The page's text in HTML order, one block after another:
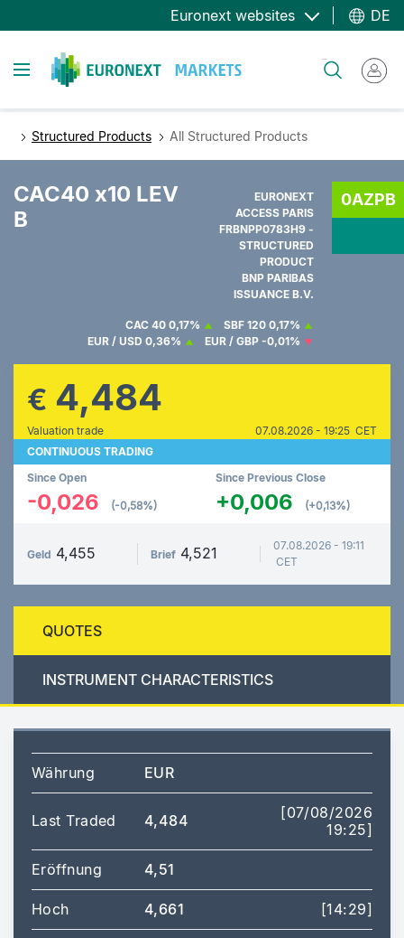
zum
Euronext websites DE
Toggle navigation
Structured Products All Structured Products
CAC40 x10 LEV
B
EURONEXT
ACCESS PARIS
FRBNPP0783H9 -
STRUCTURED
PRODUCT
BNP PARIBAS
ISSUANCE B.V.
0AZPB
CAC 40 0,17% SBF 120 0,17%
EUR / USD 0,36% EUR / GBP -0,01%
€ 4,484
Valuation trade
07.08.2026 - 19:25 CET
CONTINUOUS TRADING
Since Open
-0,026 (-0,58%)
Since Previous Close
+0,006 (+0,13%)
Geld 4,455 Brief 4,521
07.08.2026 - 19:11
CET
QUOTES
INSTRUMENT CHARACTERISTICS
Währung EUR
Last Traded 4,484
[07/08/2026
19:25]
Eröffnung 4,51
Hoch 4,661 [14:29]